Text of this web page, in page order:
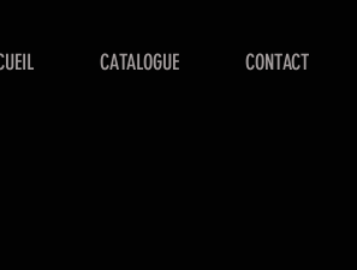
CATALOGUE CONTACT